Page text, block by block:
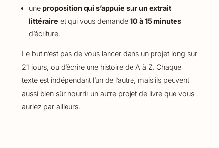
une proposition qui s’appuie sur un extrait
littéraire et qui vous demande10 à 15 minutes
d’écriture.
Le but n’est pas de vous lancer dans un projet long sur
21 jours, ou d’écrire une histoire de A à Z. Chaque
texte est indépendant l’un de l’autre, mais ils peuvent
aussi bien sûr nourrir un autre projet de livre que vous
auriez par ailleurs.